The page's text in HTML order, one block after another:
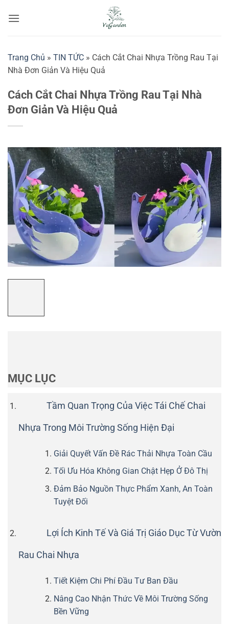
qua
Trang Chủ » TIN TỨC » Cách Cắt Chai Nhựa Trồng Rau Tại
Nhà Đơn Giản Và Hiệu Quả
Cách Cắt Chai Nhựa Trồng Rau Tại Nhà
Đơn Giản Và Hiệu Quả
MỤC LỤC
Tầm Quan Trọng Của Việc Tái Chế Chai
Nhựa Trong Môi Trường Sống Hiện Đại
Giải Quyết Vấn Đề Rác Thải Nhựa Toàn Cầu
Tối Ưu Hóa Không Gian Chật Hẹp Ở Đô Thị
Đảm Bảo Nguồn Thực Phẩm Xanh, An Toàn
Tuyệt Đối
Lợi Ích Kinh Tế Và Giá Trị Giáo Dục Từ Vườn
Rau Chai Nhựa
Tiết Kiệm Chi Phí Đầu Tư Ban Đầu
Nâng Cao Nhận Thức Về Môi Trường Sống
Bền Vững